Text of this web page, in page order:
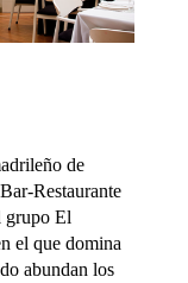
de
Restaurante
grupo El
el que domina
abundan los